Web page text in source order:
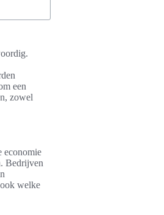
een
zowel
economie
Bedrijven
welke